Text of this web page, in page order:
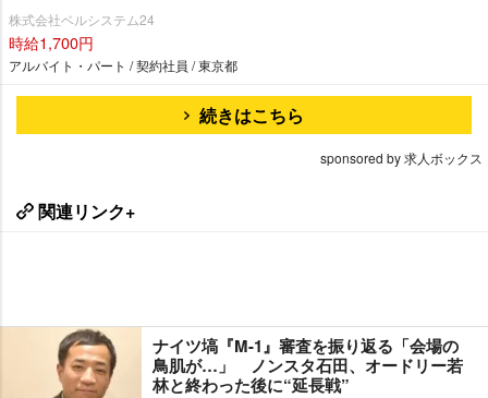
株式会社ベルシステム24
時給1,700円
アルバイト・パート / 契約社員 / 東京都
続きはこちら
sponsored by 求人ボックス
関連リンク+
ナイツ塙『M-1』審査を振り返る「会場の
鳥肌が…」 ノンスタ石田、オードリー若
林と終わった後に“延長戦”